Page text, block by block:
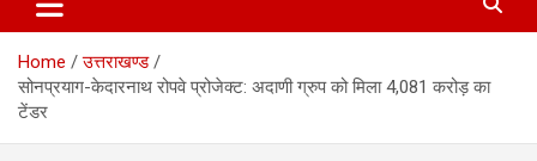
Home
उत्तराखण्ड
सोनप्रयाग-केदारनाथ रोपवे प्रोजेक्ट: अदाणी ग्रुप को मिला 4,081 करोड़ का
टेंडर